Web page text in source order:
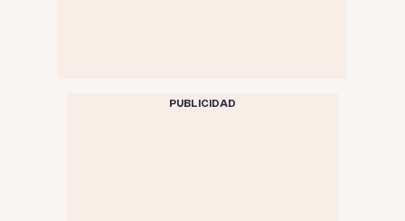
PUBLICIDAD